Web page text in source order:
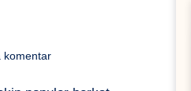
komentar